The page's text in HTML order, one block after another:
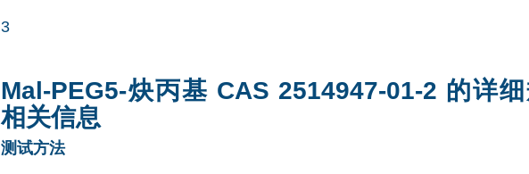
3
Mal-PEG5-炔丙基 CAS 2514947-01-2 的详
相关信息
测试方法